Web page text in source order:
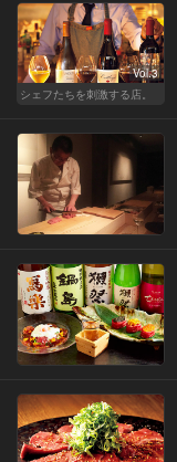
Vol.3
シェフたちを刺激する店。